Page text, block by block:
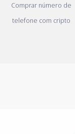
Comprar número de
telefone com cripto